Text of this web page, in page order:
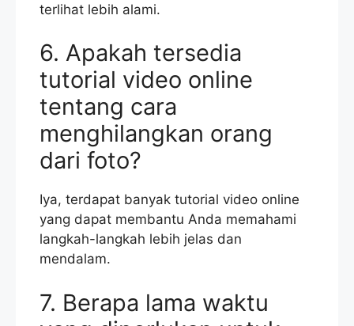
terlihat lebih alami.
6. Apakah tersedia
tutorial video online
tentang cara
menghilangkan orang
dari foto?
Iya, terdapat banyak tutorial video online
yang dapat membantu Anda memahami
langkah-langkah lebih jelas dan
mendalam.
7. Berapa lama waktu